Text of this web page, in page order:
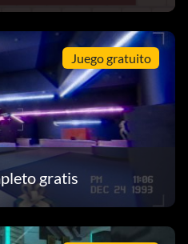
Juego gratuito
gratis